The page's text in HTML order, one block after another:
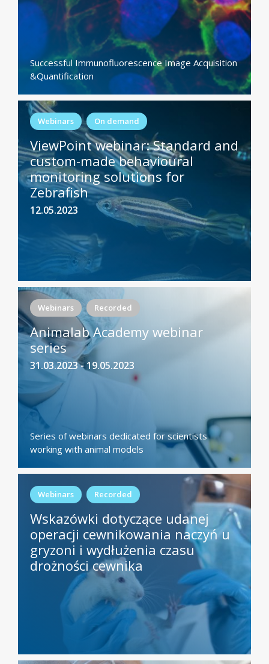
Successful Immunofluorescence Image Acquisition
&Quantification
Webinars On demand
ViewPoint webinar: Standard and
custom-made behavioural
monitoring solutions for
Zebrafish
12.05.2023
Webinars Recorded
Animalab Academy webinar
series
31.03.2023 - 19.05.2023
Series of webinars dedicated for scientists
working with animal models
Webinars Recorded
Wskazówki dotyczące udanej
operacji cewnikowania naczyń u
gryzoni i wydłużenia czasu
drożności cewnika